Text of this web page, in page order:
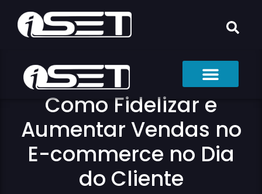
Como Fidelizar e
Aumentar Vendas no
E-commerce no Dia
do Cliente